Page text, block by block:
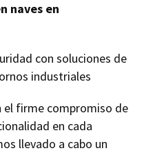
naves en
con soluciones de
industriales
el firme compromiso de
en cada
llevado a cabo un